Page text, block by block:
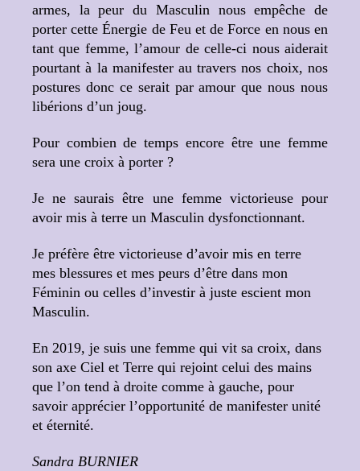
armes, la peur du Masculin nous empêche de
porter cette Énergie de Feu et de Force en nous en
tant que femme, l’amour de celle-ci nous aiderait
pourtant à la manifester au travers nos choix, nos
postures donc ce serait par amour que nous nous
libérions d’un joug.
Pour combien de temps encore être une femme
sera une croix à porter ?
Je ne saurais être une femme victorieuse pour
avoir mis à terre un Masculin dysfonctionnant.
Je préfère être victorieuse d’avoir mis en terre
mes blessures et mes peurs d’être dans mon
Féminin ou celles d’investir à juste escient mon
Masculin.
En 2019, je suis une femme qui vit sa croix, dans
son axe Ciel et Terre qui rejoint celui des mains
que l’on tend à droite comme à gauche, pour
savoir apprécier l’opportunité de manifester unité
et éternité.
Sandra BURNIER